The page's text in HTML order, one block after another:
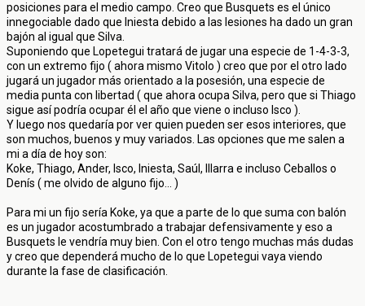
posiciones para el medio campo. Creo que Busquets es el único
innegociable dado que Iniesta debido a las lesiones ha dado un gran
bajón al igual que Silva.
Suponiendo que Lopetegui tratará de jugar una especie de 1-4-3-3,
con un extremo fijo ( ahora mismo Vitolo ) creo que por el otro lado
jugará un jugador más orientado a la posesión, una especie de
media punta con libertad ( que ahora ocupa Silva, pero que si Thiago
sigue así podría ocupar él el año que viene o incluso Isco ).
Y luego nos quedaría por ver quien pueden ser esos interiores, que
son muchos, buenos y muy variados. Las opciones que me salen a
mi a día de hoy son:
Koke, Thiago, Ander, Isco, Iniesta, Saúl, Illarra e incluso Ceballos o
Denís ( me olvido de alguno fijo... )
Para mi un fijo sería Koke, ya que a parte de lo que suma con balón
es un jugador acostumbrado a trabajar defensivamente y eso a
Busquets le vendría muy bien. Con el otro tengo muchas más dudas
y creo que dependerá mucho de lo que Lopetegui vaya viendo
durante la fase de clasificación.